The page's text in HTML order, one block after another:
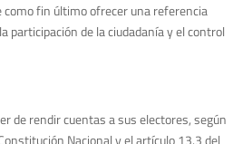
fin último ofrecer una referencia
participación de la ciudadanía y el control
de rendir cuentas a sus electores, según
Nacional y el artículo 13.3 del